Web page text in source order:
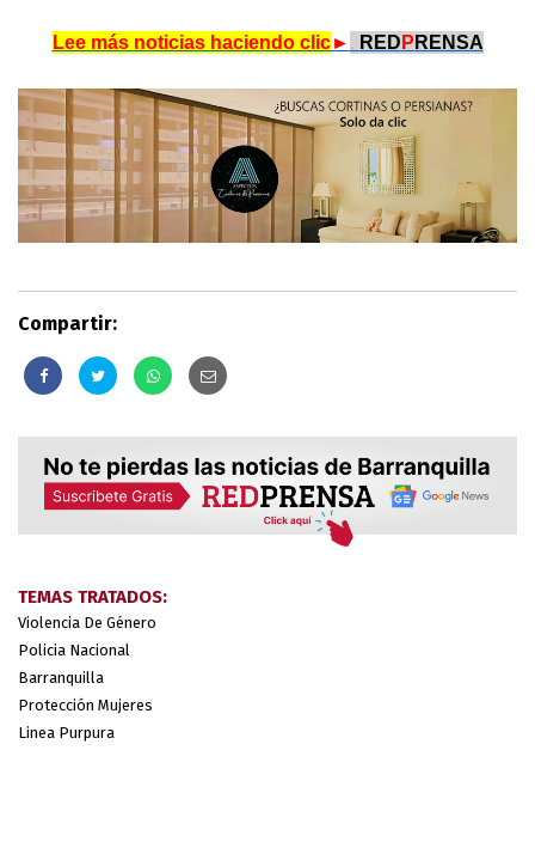
Lee más noticias haciendo clic► RED P RENSA
Compartir:
TEMAS TRATADOS:
Violencia De Género
Policia Nacional
Barranquilla
Protección Mujeres
Linea Purpura